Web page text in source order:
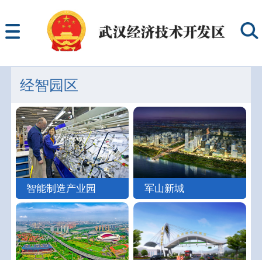
经智园区
智能制造产业园 军山新城